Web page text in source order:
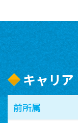
キャリ
前所属